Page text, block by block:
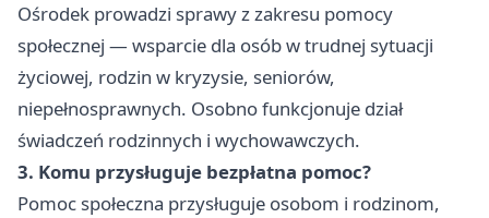
Ośrodek prowadzi sprawy z zakresu pomocy
społecznej — wsparcie dla osób w trudnej sytuacji
życiowej, rodzin w kryzysie, seniorów,
niepełnosprawnych. Osobno funkcjonuje dział
świadczeń rodzinnych i wychowawczych.
3. Komu przysługuje bezpłatna pomoc?
Pomoc społeczna przysługuje osobom i rodzinom,